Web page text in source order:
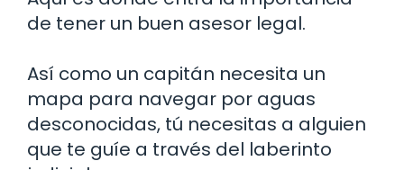
de tener un buen asesor legal.
Así como un capitán necesita un
mapa para navegar por aguas
desconocidas, tú necesitas a alguien
que te guíe a través del laberinto